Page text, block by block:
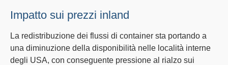
Impatto sui prezzi inland
La redistribuzione dei flussi di container sta portando a
una diminuzione della disponibilità nelle località interne
degli USA, con conseguente pressione al rialzo sui